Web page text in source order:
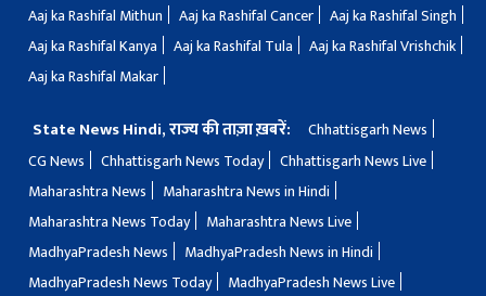
Aaj ka Rashifal Mithun
Aaj ka Rashifal Cancer
Aaj ka Rashifal Singh
Aaj ka Rashifal Kanya
Aaj ka Rashifal Tula
Aaj ka Rashifal Vrishchik
Aaj ka Rashifal Makar
State News Hindi, राज्य की ताज़ा ख़बरें:
Chhattisgarh News
CG News
Chhattisgarh News Today
Chhattisgarh News Live
Maharashtra News
Maharashtra News in Hindi
Maharashtra News Today
Maharashtra News Live
MadhyaPradesh News
MadhyaPradesh News in Hindi
MadhyaPradesh News Today
MadhyaPradesh News Live